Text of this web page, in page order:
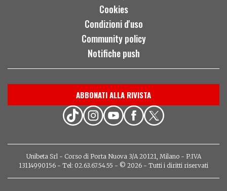
Cookies
Condizioni d'uso
Community policy
Notifiche push
ABBONATI ALLA RIVISTA
Unibeta Srl - Corso di Porta Nuova 3/A 20121, Milano - P.IVA
13114990156 - Tel: 02.63.67.54.55 - © 2026 - Tutti i diritti riservati